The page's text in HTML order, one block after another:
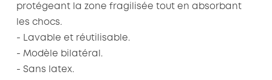
protégeant la zone fragilisée tout en absorbant
les chocs.
- Lavable et réutilisable.
- Modèle bilatéral.
- Sans latex.